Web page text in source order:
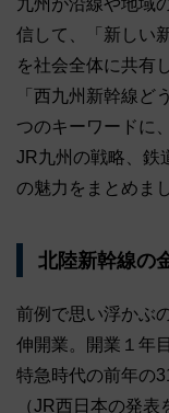
九州が沿線や地域
信して、「新しい
を社会全体に共有
「西九州新幹線ど
つのキーワードに
JR九州の戦略、鉄
の魅力をまとめま
北陸新幹線の
前例で思い浮かぶ
伸開業。開業１年
特急時代の前年の
（JR西日本の発